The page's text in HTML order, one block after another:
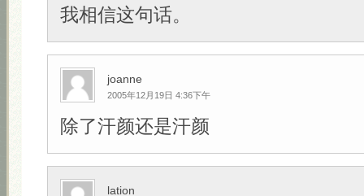
我相信这句话。
joanne
2005年12月19日 4:36下午
除了汗颜还是汗颜
lation